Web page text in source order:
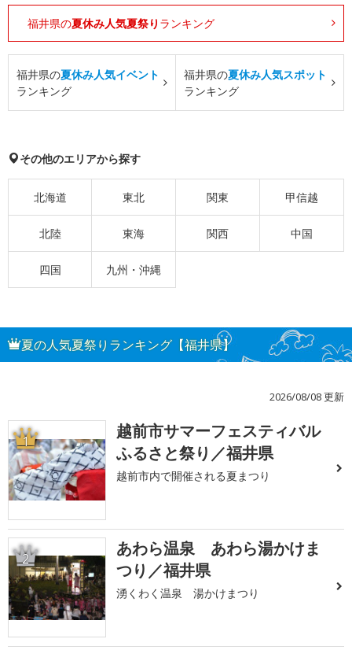
福井県の夏休み人気夏祭り ランキング
福井県の夏休み人気イベント
ランキング
福井県の夏休み人気スポット
ランキング
その他のエリアから探す
北海道 東北 関東 甲信越
北陸 東海 関西 中国
四国 九州・沖縄
夏の人気夏祭りランキング【福井県】
2026/08/08 更新
1
越前市サマーフェスティバル
ふるさと祭り／福井県
越前市内で開催される夏まつり
2
あわら温泉 あわら湯かけま
つり／福井県
湧くわく温泉 湯かけまつり